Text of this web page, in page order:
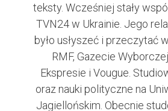
teksty. Wcześniej stały
TVN24 w Ukrainie. Jego
było usłyszeć i przeczytać
RMF, Gazecie
Ekspresie i Vougue.
oraz nauki polityczne na
Jagiellońskim. Obecnie